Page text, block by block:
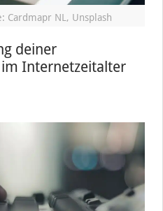
Cardmapr NL, Unsplash
deiner
Internetzeitalter